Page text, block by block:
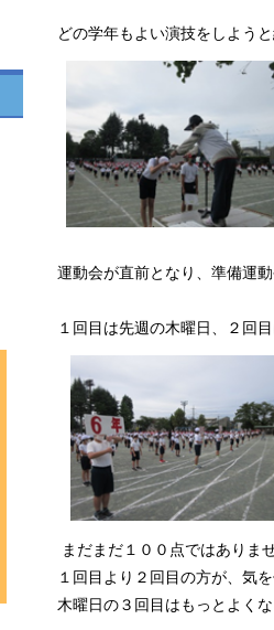
どの学年もよい演技をしよう
運動会が直前となり、準備運
１回目は先週の木曜日、２回
まだまだ１００点ではありま
１回目より２回目の方が、気
木曜日の３回目はもっとよくな